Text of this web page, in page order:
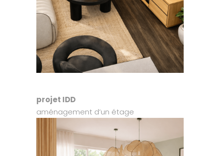
projet IDD
aménagement d’un étage